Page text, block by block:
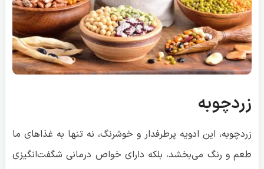
زردچوبه، این ادویه پرطرفدار و خوشرنگ، نه تنها به غذاهای ما
طعم و رنگ می‌بخشد، بلکه دارای خواص درمانی شگفت‌انگیزی
است.
است. کورکومین، رنگدانه زرد رنگ زردچوبه، دارای خواص ضد
التهابی و آنتی‌اکسیدانی قوی است. التهاب مزمن یکی از عوامل
اصلی بسیاری از بیماری‌ها، از جمله بیماری‌های قلبی عروقی